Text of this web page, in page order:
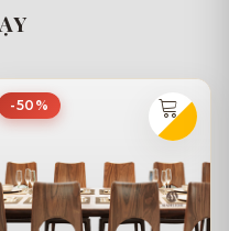
-50%